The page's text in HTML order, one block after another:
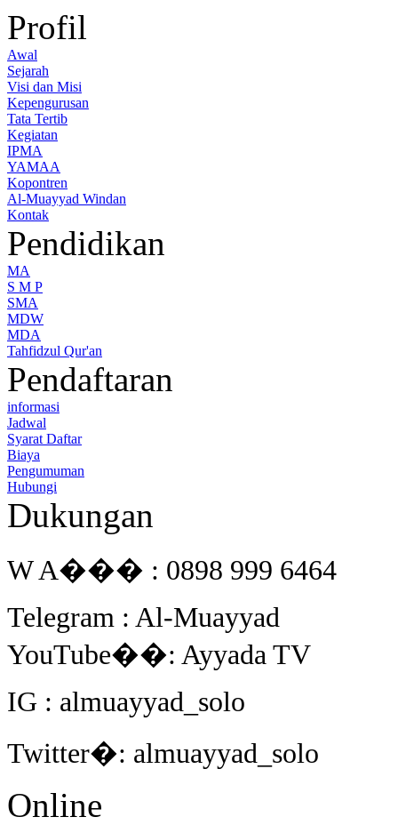
Profil
Awal
Sejarah
Visi dan Misi
Kepengurusan
Tata Tertib
Kegiatan
IPMA
YAMAA
Kopontren
Al-Muayyad Windan
Kontak
Pendidikan
MA
S M P
SMA
MDW
MDA
Tahfidzul Qur'an
Pendaftaran
informasi
Jadwal
Syarat Daftar
Biaya
Pengumuman
Hubungi
Dukungan
W A��� : 0898 999 6464
Telegram : Al-Muayyad
YouTube��: Ayyada TV
IG : almuayyad_solo
Twitter�: almuayyad_solo
Online